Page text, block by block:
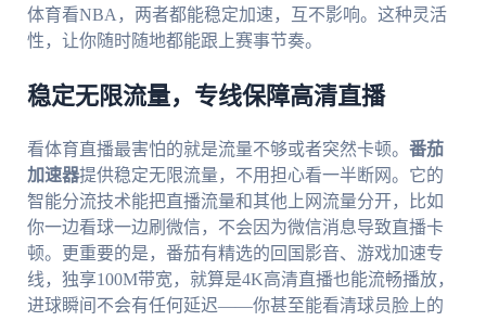
体育看NBA，两者都能稳定加速，互不影响。这种灵活
性，让你随时随地都能跟上赛事节奏。
稳定无限流量，专线保障高清直播
看体育直播最害怕的就是流量不够或者突然卡顿。 番茄
加速器提供稳定无限流量，不用担心看一半断网。它的
智能分流技术能把直播流量和其他上网流量分开，比如
你一边看球一边刷微信，不会因为微信消息导致直播卡
顿。更重要的是，番茄有精选的回国影音、游戏加速专
线，独享100M带宽，就算是4K高清直播也能流畅播放，
进球瞬间不会有任何延迟——你甚至能看清球员脸上的